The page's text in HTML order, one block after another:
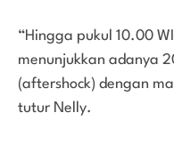
“Hingga pukul 10.00
menunjukkan adanya
(aftershock) dengan
tutur Nelly.